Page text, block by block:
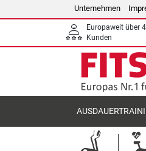
Unternehmen
Europaweit über
Kunden